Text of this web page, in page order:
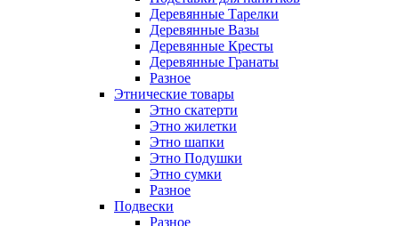
Деревянные Тарелки
Деревянные Вазы
Деревянные Кресты
Деревянные Гранаты
Разное
Этнические товары
Этно скатерти
Этно жилетки
Этно шапки
Этно Подушки
Этно сумки
Разное
Подвески
Разное